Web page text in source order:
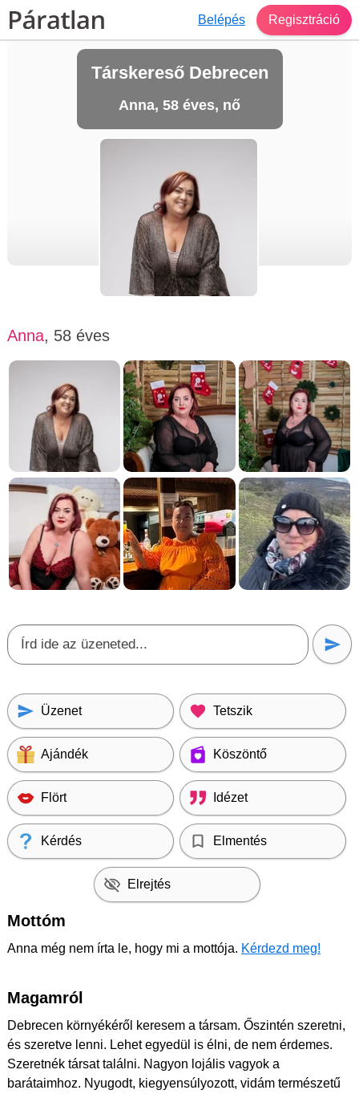
Belépés Regisztráció
Társkereső Debrecen
Anna, 58 éves, nő
Anna, 58 éves
Üzenet Tetszik
Ajándék Köszöntő
Flört Idézet
Kérdés Elmentés
Elrejtés
Mottóm
Anna még nem írta le, hogy mi a mottója. Kérdezd meg!
Magamról
Debrecen környékéről keresem a társam. Őszintén szeretni,
és szeretve lenni. Lehet egyedül is élni, de nem érdemes.
Szeretnék társat találni. Nagyon lojális vagyok a
barátaimhoz. Nyugodt, kiegyensúlyozott, vidám természetű